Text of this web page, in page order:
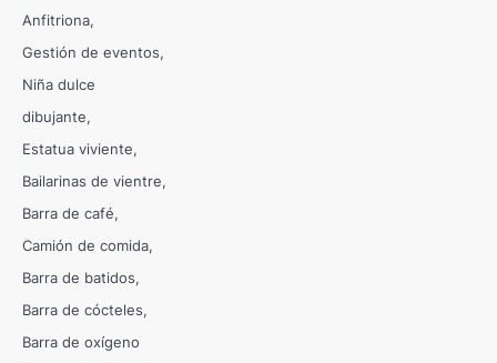
Anfitriona
Gestión de eventos
Niña dulce
dibujante
Estatua viviente
Bailarinas de vientre
Barra de café
Camión de comida
Barra de batidos
Barra de cócteles
Barra de oxígeno